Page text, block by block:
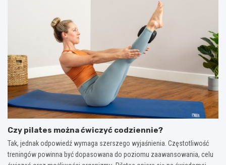
Czy pilates można ćwiczyć codziennie?
Tak, jednak odpowiedź wymaga szerszego wyjaśnienia. Częstotliwość
treningów powinna być dopasowana do poziomu zaawansowania, celu